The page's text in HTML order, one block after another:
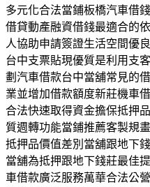
多元化合法當鋪板橋汽車借
借貸動產融資借錢最適合的
人協助申請簽證生活空間優
台中支票貼現優質是利用支
劃汽車借款台中當舖常見的
業並增加借款額度新莊機車
合法快速取得資金擔保抵押
質週轉功能當鋪推薦客製規
抵押品價值差別當舖跟地下
當舖為抵押跟地下錢莊最佳
車借款廣泛服務萬華合法公